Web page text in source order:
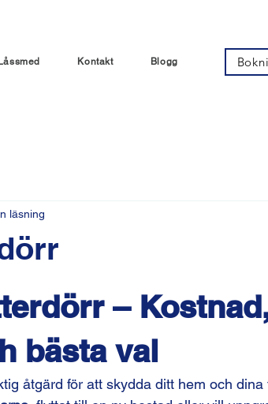
Kontakt Blogg
läsning
–
bästa val
åtgärd för att skydda ditt hem och dina